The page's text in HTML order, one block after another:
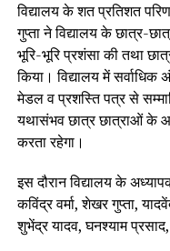
विद्यालय के शत प्रतिशत
गुप्ता ने विद्यालय के छात्र-
भूरि-भूरि प्रशंसा की तथा
किया। विद्यालय में
मेडल व प्रशस्ति पत्र से
यथासंभव छात्र छात्राओं के
करता रहेगा।
इस दौरान विद्यालय के
कविंद्र वर्मा, शेखर गुप्ता,
शुभेंद्र यादव, घनश्याम